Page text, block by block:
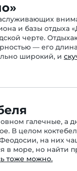
и базы отдыха
черте.
— его
широкий, и
галечные, а
В целом
на них
в море, но найти
тоже можно.